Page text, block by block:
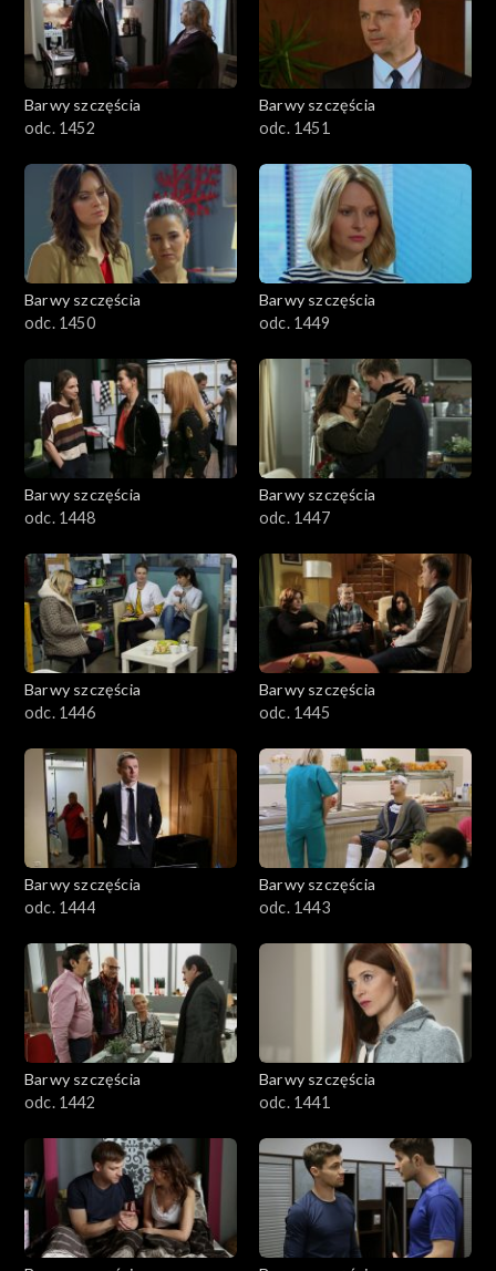
Barwy szczęścia
odc. 1452
Barwy szczęścia
odc. 1451
Barwy szczęścia
odc. 1450
Barwy szczęścia
odc. 1449
Barwy szczęścia
odc. 1448
Barwy szczęścia
odc. 1447
Barwy szczęścia
odc. 1446
Barwy szczęścia
odc. 1445
Barwy szczęścia
odc. 1444
Barwy szczęścia
odc. 1443
Barwy szczęścia
odc. 1442
Barwy szczęścia
odc. 1441